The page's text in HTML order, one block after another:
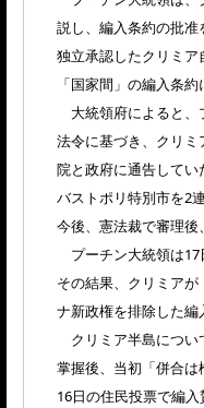
説し、編入条約の批
独立承認したクリミア
「国家間」の編入条約
大統領府によると、
法令に基づき、クリ
院と政府に通告して
バストポリ特別市を2
今後、憲法裁で審理後
プーチン大統領は17
その結果、クリミア
ナ新政権を排除した編
クリミア半島につい
掌握後、当初「併合は
16日の住民投票で編